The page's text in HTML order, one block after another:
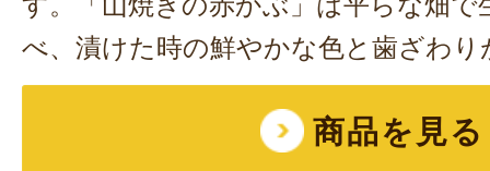
べ、漬けた時の鮮やかな色と歯ざわり
商品を見る